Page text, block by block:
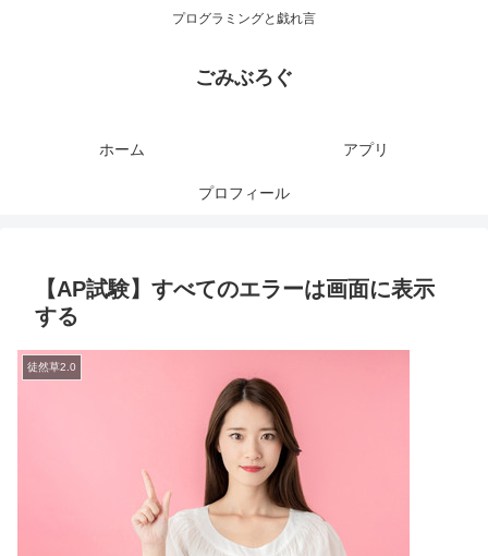
プログラミングと戯れ言
ごみぶろぐ
ホーム アプリ
プロフィール
【AP試験】すべてのエラーは画面に表示
する
徒然草2.0